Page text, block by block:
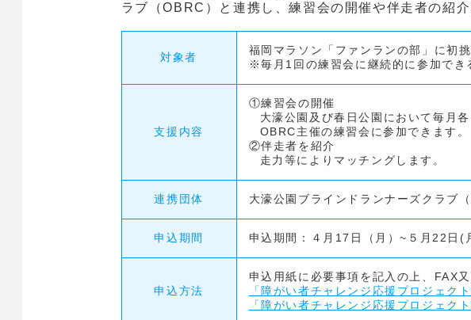
ラブ（OBRC）と連携し、練習会の開催や伴走者の紹介
対象者
福岡マラソン「ファンランの部」に初
※毎月1回の練習会に継続的に参加でき
支援内容
①練習会の開催
大濠公園及び春日公園において毎月
OBRC主催の練習会に参加できます。
②伴走者を紹介
走力等によりマッチングします。
連携団体 大濠公園ブラインドランナーズクラブ（
申込期間 申込期間：４月17日（月）~５月22日(
申込方法
申込用紙に必要事項を記入の上、FAX
「障がい者チャレンジ応援プロジェク
「障がい者チャレンジ応援プロジェク